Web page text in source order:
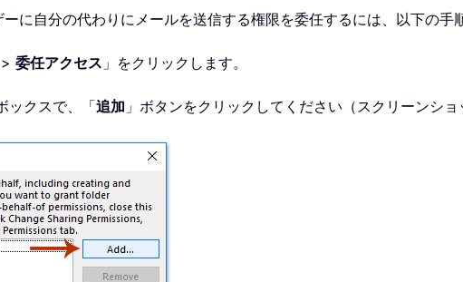
に自分の代わりにメールを送信する権限を委任するには、以下の手
> 委任アクセス 」をクリックします。
ックスで、「追加 」ボタンをクリックしてください（スクリーンショ